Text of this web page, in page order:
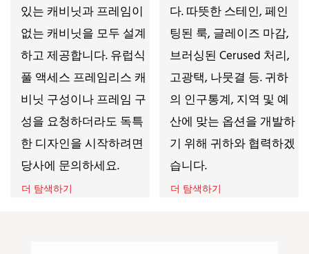
있는 캐비닛과 프레임이
없는 캐비닛을 모두 설계
하고 제공합니다. 유럽식
풀 액세스 프레임리스 캐
비닛 구성이나 프레임 구
성을 요청하더라도 독특
한 디자인을 시작하려면
당사에 문의하세요.
더 탐색하기
다. 따뜻한 스테인, 페인
팅된 룩, 글레이즈 마감,
브러싱된 Cerused 처리,
고광택, 나뭇결 등. 귀하
의 인구통계, 지역 및 예
산에 맞는 옵션을 개발하
기 위해 귀하와 협력하겠
습니다.
더 탐색하기